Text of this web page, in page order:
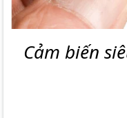
Cảm biến